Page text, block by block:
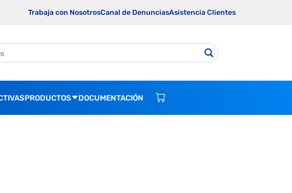
Trabaja con NosotrosCanal de DenunciasAsistencia Clientes
PRODUCTOS DOCUMENTACIÓN